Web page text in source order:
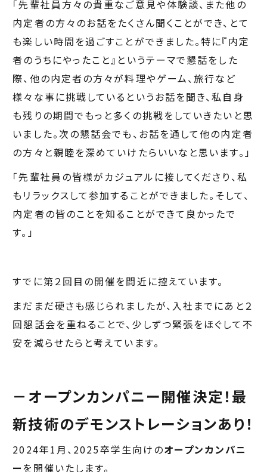
「先輩社員方々の貴重なご意見や体験談、また他の
内定者の方々のお話をたくさん聞くことができ、とて
も楽しい時間を過ごすことができました。特に『内定
者のうちにやったこと』というテーマで懇話をした
際、他の内定者の方々が料理やゲーム、旅行など
様々な事に挑戦しているというお話を聞き、私自身
も残りの期間でもっと多くの挑戦をしていきたいと思
いました。次の懇話会でも、お話を通して他の内定者
の方々と親睦を深めていけたらいいなと思います。」
「先輩社員の皆様がカジュアルに接してくださり、私
もリラックスして参加することができました。そして、
内定者の皆のことを知ることができて良かったで
す。」
すでに第２回目の開催を間近に控えています。
まだまだ硬さも感じられましたが、入社までにあと２
回懇話会を重ねることで、少しずつ緊張をほぐして不
安を減らせたらと考えています。
－オープンカンパニー開催決定！最
新技術のデモンストレーションあり！
2024年1月、2025卒学生向けのオープンカンパニ
ーを開催いたします。